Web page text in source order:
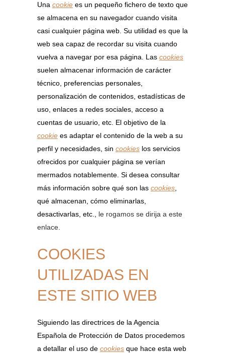
Una cookie es un pequeño fichero de texto que
se almacena en su navegador cuando visita
casi cualquier página web. Su utilidad es que la
web sea capaz de recordar su visita cuando
vuelva a navegar por esa página. Las cookies
suelen almacenar información de carácter
técnico, preferencias personales,
personalización de contenidos, estadísticas de
uso, enlaces a redes sociales, acceso a
cuentas de usuario, etc. El objetivo de la
cookie es adaptar el contenido de la web a su
perfil y necesidades, sin cookies los servicios
ofrecidos por cualquier página se verían
mermados notablemente. Si desea consultar
más información sobre qué son las cookies
qué almacenan, cómo eliminarlas,
desactivarlas, etc., le rogamos se dirija a este
enlace.
COOKIES
UTILIZADAS EN
ESTE SITIO WEB
Siguiendo las directrices de la Agencia
Española de Protección de Datos procedemos
a detallar el uso de cookies que hace esta web